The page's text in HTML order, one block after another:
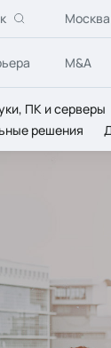
Москва
M&A
ПК и серверы
решения